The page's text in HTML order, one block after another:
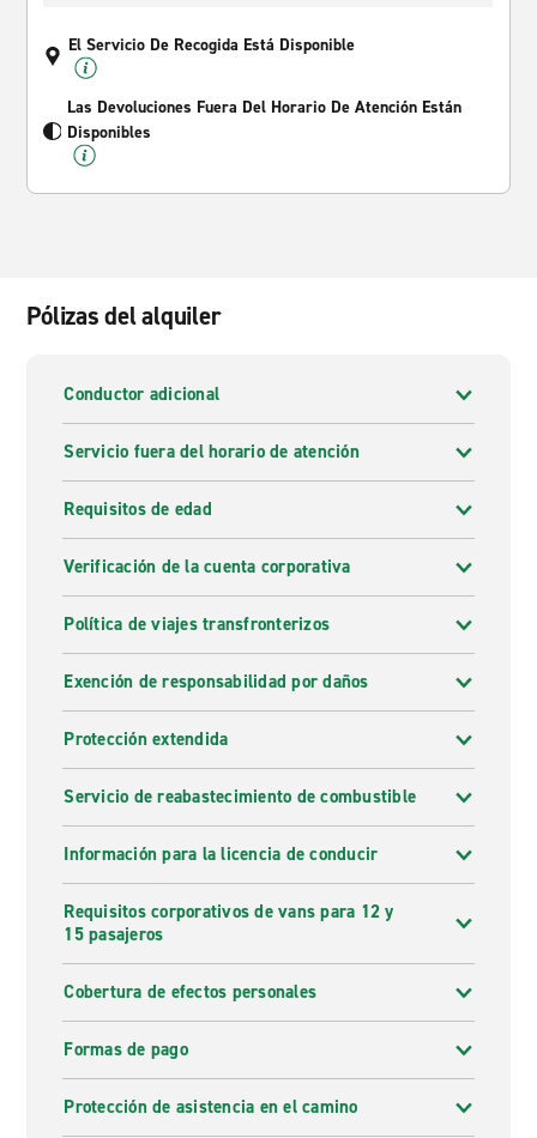
El Servicio De Recogida Está Disponible
Las Devoluciones Fuera Del Horario De Atención Están
Disponibles
Pólizas del alquiler
Conductor adicional
Servicio fuera del horario de atención
Requisitos de edad
Verificación de la cuenta corporativa
Política de viajes transfronterizos
Exención de responsabilidad por daños
Protección extendida
Servicio de reabastecimiento de combustible
Información para la licencia de conducir
Requisitos corporativos de vans para 12 y
15 pasajeros
Cobertura de efectos personales
Formas de pago
Protección de asistencia en el camino